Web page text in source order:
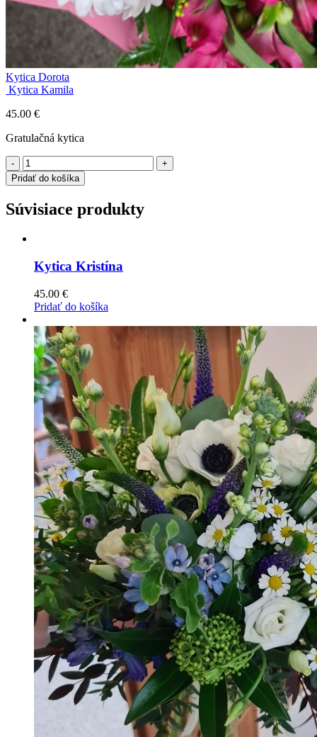
Kytica Dorota
Kytica Kamila
45.00 €
Gratulačná kytica
-
+
Pridať do košíka
Súvisiace produkty
Kytica Kristína
45.00 €
Pridať do košíka